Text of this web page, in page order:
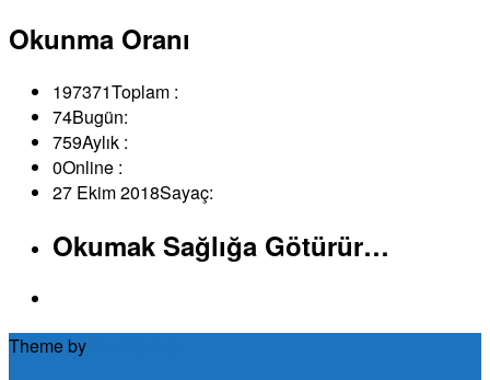
Okunma Oranı
197371Toplam :
74Bugün:
759Aylık :
0Online :
27 Ekim 2018Sayaç:
Okumak Sağlığa Götürür…
Theme by